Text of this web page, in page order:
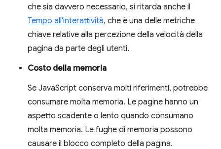
che sia davvero necessario, si ritarda anche il
Tempo all'interattività, che è una delle metriche
chiave relative alla percezione della velocità della
pagina da parte degli utenti.
Costo della memoria
Se JavaScript conserva molti riferimenti, potrebbe
consumare molta memoria. Le pagine hanno un
aspetto scadente o lento quando consumano
molta memoria. Le fughe di memoria possono
causare il blocco completo della pagina.